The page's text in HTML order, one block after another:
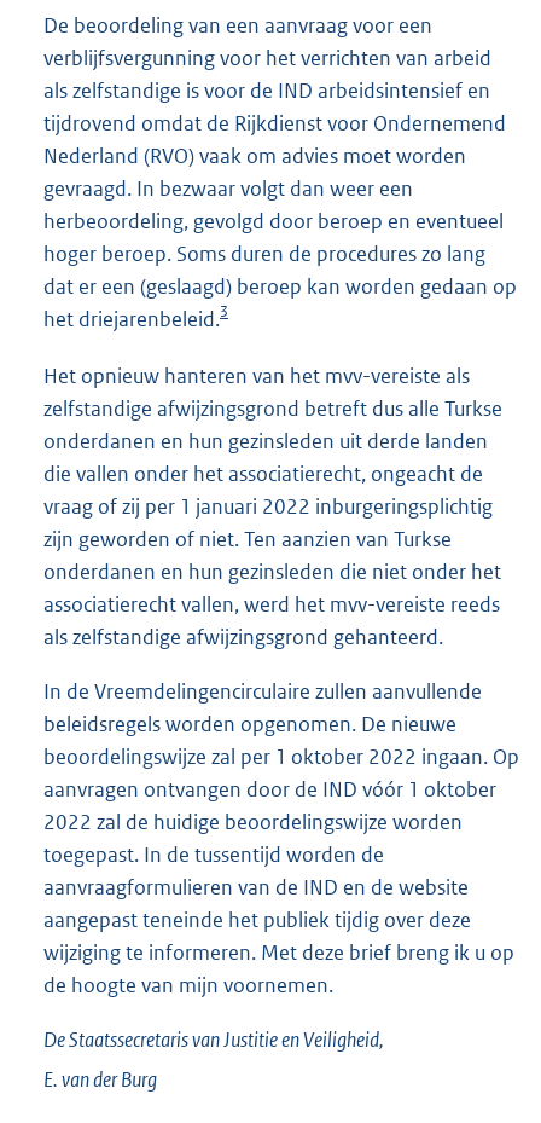
De beoordeling van een aanvraag voor een
verblijfsvergunning voor het verrichten van arbeid
als zelfstandige is voor de IND arbeidsintensief en
tijdrovend omdat de Rijkdienst voor Ondernemend
Nederland (RVO) vaak om advies moet worden
gevraagd. In bezwaar volgt dan weer een
herbeoordeling, gevolgd door beroep en eventueel
hoger beroep. Soms duren de procedures zo lang
dat er een (geslaagd) beroep kan worden gedaan op
het driejarenbeleid.3
Het opnieuw hanteren van het mvv-vereiste als
zelfstandige afwijzingsgrond betreft dus alle Turkse
onderdanen en hun gezinsleden uit derde landen
die vallen onder het associatierecht, ongeacht de
vraag of zij per 1 januari 2022 inburgeringsplichtig
zijn geworden of niet. Ten aanzien van Turkse
onderdanen en hun gezinsleden die niet onder het
associatierecht vallen, werd het mvv-vereiste reeds
als zelfstandige afwijzingsgrond gehanteerd.
In de Vreemdelingencirculaire zullen aanvullende
beleidsregels worden opgenomen. De nieuwe
beoordelingswijze zal per 1 oktober 2022 ingaan. Op
aanvragen ontvangen door de IND vóór 1 oktober
2022 zal de huidige beoordelingswijze worden
toegepast. In de tussentijd worden de
aanvraagformulieren van de IND en de website
aangepast teneinde het publiek tijdig over deze
wijziging te informeren. Met deze brief breng ik u op
de hoogte van mijn voornemen.
De Staatssecretaris van Justitie en Veiligheid,
E. van derBurg